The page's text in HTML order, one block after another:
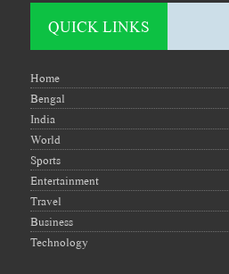
QUICK LINKS
Home
Bengal
India
World
Sports
Entertainment
Travel
Business
Technology